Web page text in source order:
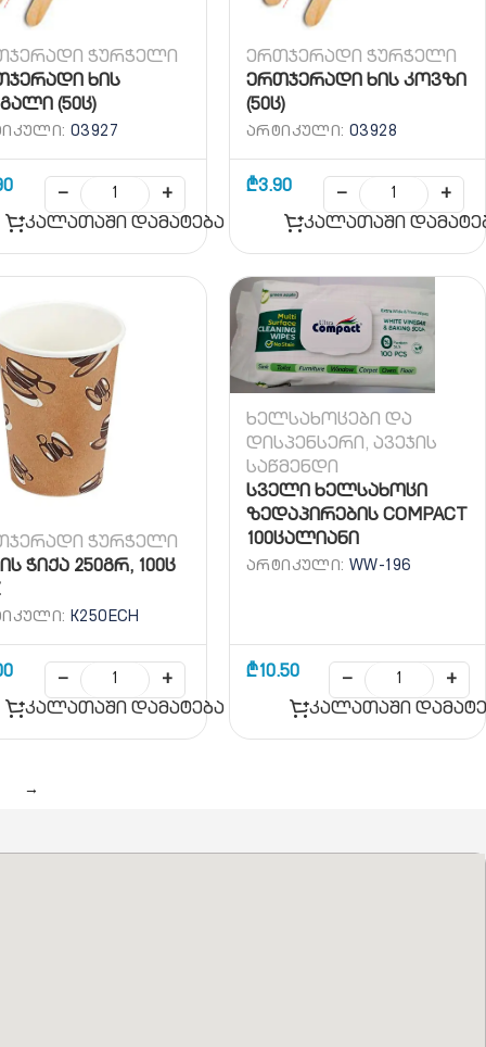
ჭურჭელი
ხის
(50ც)
03927
−
+
კალათაში დამატება
ერთჯერადი ჭურჭელი
ერთჯერადი ხის კოვზი
(50ც)
ᲐᲠᲢᲘᲙᲣᲚᲘ: 03928
₾3.90 −
+
კალათაში
ჭურჭელი
ჭიქა 250გრ, 100ც
K250ECH
−
+
კალათაში დამატება
ხელსახოცები და
დისპენსერი, ავეჯის
საწმენდი
სველი ხელსახოცი
ზედაპირების COMPACT
100ცალიანი
ᲐᲠᲢᲘᲙᲣᲚᲘ: WW-196
₾10.50 −
+
კალათაში
→